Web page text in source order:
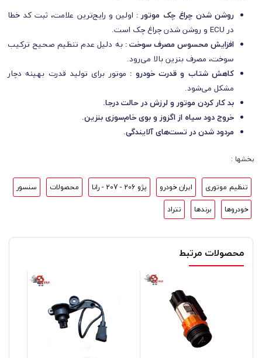
روشن شدن چراغ چک موتور : اولین و رایج‌ترین علامت، ثبت کد خطا
در ECU و روشن شدن چراغ چک است.
افزایش محسوس مصرف سوخت : به دلیل عدم تنظیم صحیح ترکیب
سوخت، مصرف بنزین بالا می‌رود.
کاهش شتاب و قدرت خودرو : موتور برای تولید قدرت بهینه دچار
مشکل می‌شود.
بد کار کردن موتور و لرزش در حالت درجا.
خروج دود سیاه از اگزوز و بوی خام‌سوزی بنزین.
مردود شدن در تست‌های آلایندگی.
بخشها :
تنظیم موتوری ایران خودرو پژو 206 - 207 - رانا محصولات
سنسور
خودروها
برندها تتراد
محصولات مرتبط